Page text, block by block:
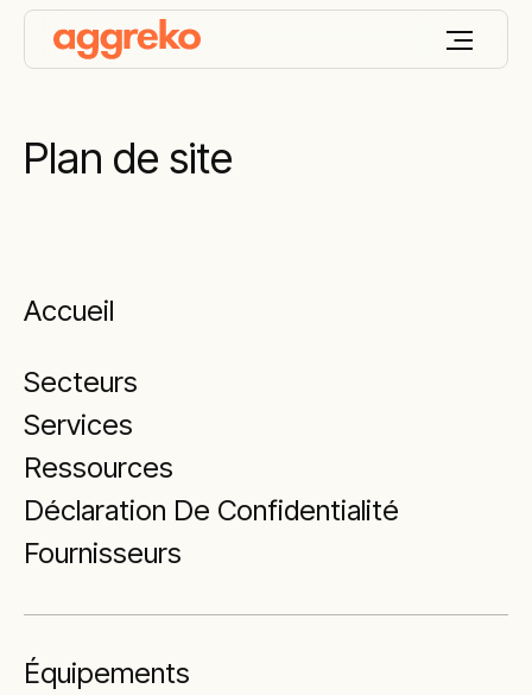
Plan de site
Accueil
Secteurs
Services
Ressources
Déclaration De Confidentialité
Fournisseurs
Équipements